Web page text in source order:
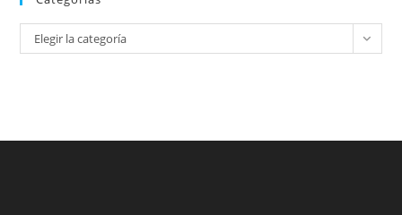
Categorías
Elegir la categoría